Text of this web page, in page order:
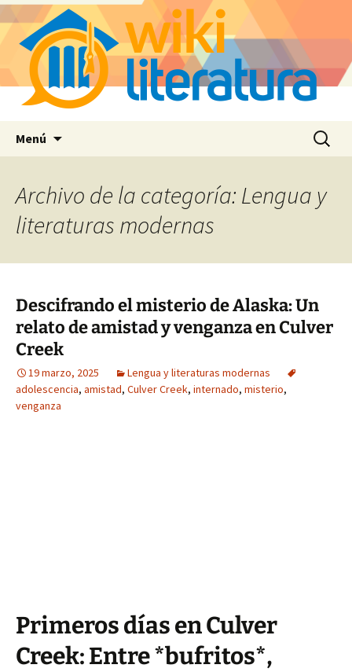
Menú Buscar:
Archivo de la categoría: Lengua y
literaturas modernas
Descifrando el misterio de Alaska: Un
relato de amistad y venganza en Culver
Creek
19 marzo, 2025
Lengua y literaturas modernas
adolescencia, amistad, Culver Creek, internado, misterio,
venganza
Primeros días en Culver
Creek: Entre *bufritos*,